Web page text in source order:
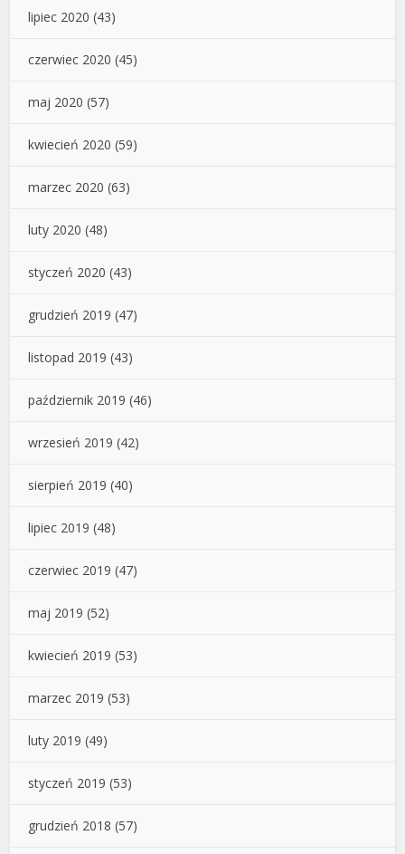
lipiec 2020 (43)
czerwiec 2020 (45)
maj 2020 (57)
kwiecień 2020 (59)
marzec 2020 (63)
luty 2020 (48)
styczeń 2020 (43)
grudzień 2019 (47)
listopad 2019 (43)
październik 2019 (46)
wrzesień 2019 (42)
sierpień 2019 (40)
lipiec 2019 (48)
czerwiec 2019 (47)
maj 2019 (52)
kwiecień 2019 (53)
marzec 2019 (53)
luty 2019 (49)
styczeń 2019 (53)
grudzień 2018 (57)